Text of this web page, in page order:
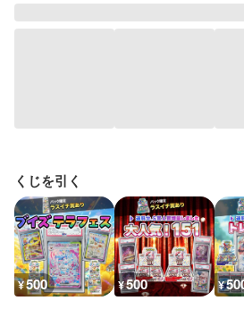
くじを引く
¥500 ¥500 ¥